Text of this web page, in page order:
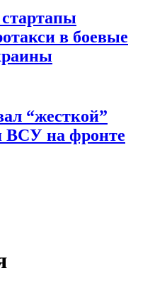
в боевые
“жесткой”
ВСУ на фронте